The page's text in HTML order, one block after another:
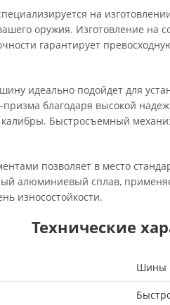
на
оружия. Изготовление на
гарантирует
идеально подойдет для
благодаря высокой
Быстросъемный
позволяет в место
алюминиевый сплав,
износостойкости.
Технические
Шины